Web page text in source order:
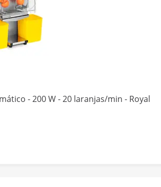
- 200 W - 20 laranjas/min - Royal